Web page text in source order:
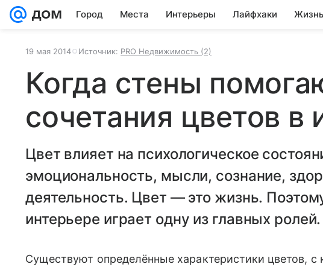
Город Места Интерьеры Лайфхаки
19 мая 2014 Источник: PRO Недвижимость (2)
Когда стены
сочетания цветов в
Цвет влияет на психологическое
эмоциональность, мысли, сознание,
деятельность. Цвет — это жизнь.
интерьере играет одну из главных ролей.
Существуют определённые характеристики цветов, с